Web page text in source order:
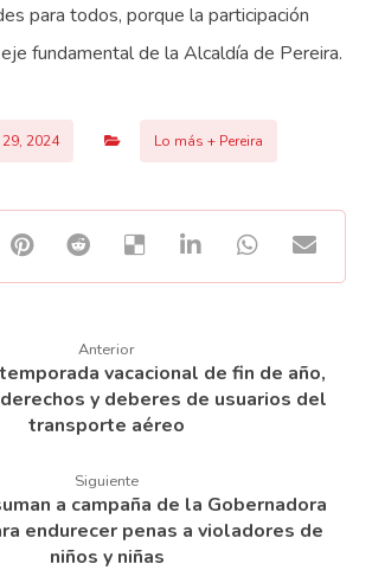
para todos, porque la participación
fundamental de la Alcaldía de Pereira.
2024 Lo más + Pereira
Anterior
vacacional de fin de año,
y deberes de usuarios del
transporte aéreo
Siguiente
a campaña de la Gobernadora
endurecer penas a violadores de
niños y niñas